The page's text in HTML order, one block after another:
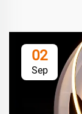
02
Sep